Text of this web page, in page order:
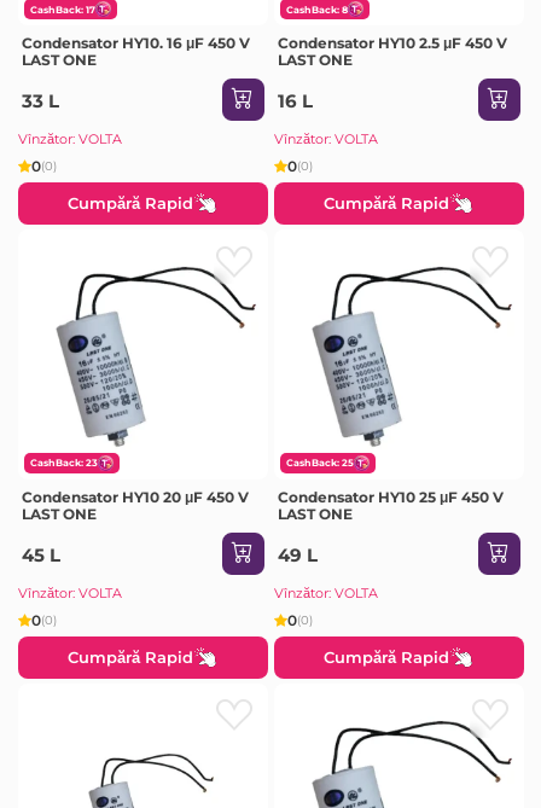
CashBack: 17
Condensator HY10. 16 μF 450 V
LAST ONE
33 L
Vînzător: VOLTA
0(0)
Cumpără Rapid
CashBack: 8
Condensator HY10 2.5 μF 450 V
LAST ONE
16 L
Vînzător: VOLTA
0(0)
Cumpără Rapid
CashBack: 23
Condensator HY10 20 μF 450 V
LAST ONE
45 L
Vînzător: VOLTA
0(0)
Cumpără Rapid
CashBack: 25
Condensator HY10 25 μF 450 V
LAST ONE
49 L
Vînzător: VOLTA
0(0)
Cumpără Rapid